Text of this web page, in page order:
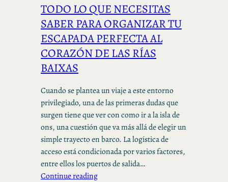
TODO LO QUE NECESITAS
SABER PARA ORGANIZAR TU
ESCAPADA PERFECTA AL
CORAZÓN DE LAS RÍAS
BAIXAS
Cuando se plantea un viaje a este entorno
privilegiado, una de las primeras dudas que
surgen tiene que ver con como ir a la isla de
ons, una cuestión que va más allá de elegir un
simple trayecto en barco. La logística de
acceso está condicionada por varios factores,
entre ellos los puertos de salida…
Continue reading